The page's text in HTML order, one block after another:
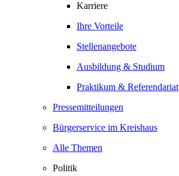
Karriere
Ihre Vorteile
Stellenangebote
Ausbildung & Studium
Praktikum & Referendariat
Pressemitteilungen
Bürgerservice im Kreishaus
Alle Themen
Politik